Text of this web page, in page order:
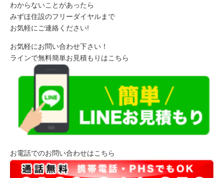
わからないことがあったら
みずほ住設のフリーダイヤルまで
お気軽にご連絡ください!
お気軽にお問い合わせ下さい！
ラインで無料簡単お見積もりはこちら
お電話でのお問い合わせはこちら